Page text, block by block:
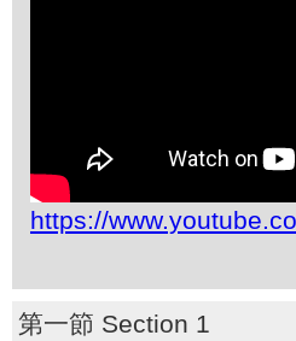
https://
第一節 Section 1